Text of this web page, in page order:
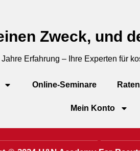
Zweck, und
Erfahrung – Ihre Experten für
Online-Seminare
Mein Konto